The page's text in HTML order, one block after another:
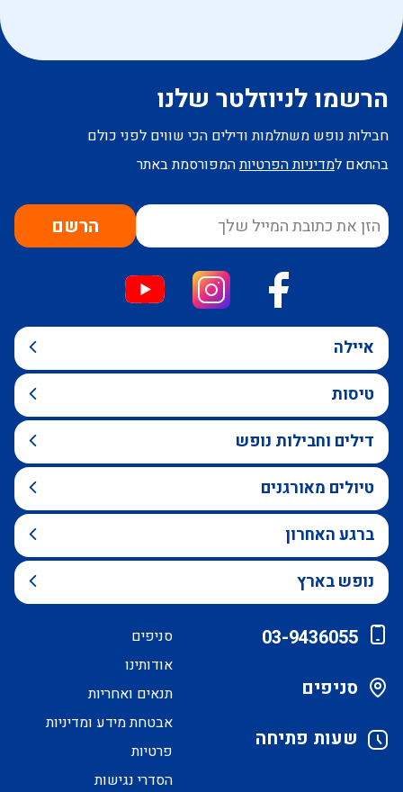
הרשמו לניוזלטר שלנו
חבילות נופש משתלמות ודילים הכי שווים לפני כולם
בהתאם למדיניות הפרטיותהמפורסמת באתר
הרשם
איילה
טיסות
דילים וחבילות נופש
טיולים מאורגנים
ברגע האחרון
נופש בארץ
03-9436055
סניפים
שעות פתיחה
סניפים
אודותינו
תנאים ואחריות
אבטחת מידע ומדיניות
פרטיות
הסדרי נגישות